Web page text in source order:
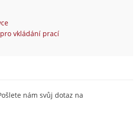
vkládání prací
nám svůj dotaz na